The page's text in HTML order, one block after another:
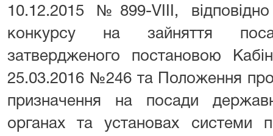
10.12.2015 №899-VIII,
конкурсу на зайняття
затвердженого постановою
25.03.2016 №246 та Положення
призначення на посади
органах та установах системи